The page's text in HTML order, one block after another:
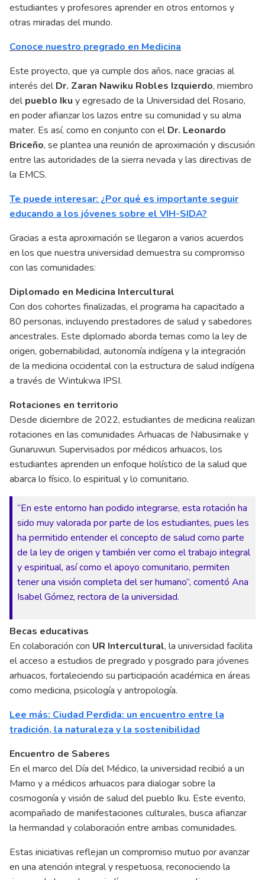
estudiantes y profesores aprender en otros entornos y
otras miradas del mundo.
Conoce nuestro pregrado en Medicina
Este proyecto, que ya cumple dos años, nace gracias al
interés delDr. Zaran Nawiku Robles Izquierdo, miembro
delpueblo Iku y egresado de la Universidad del Rosario,
en poder afianzar los lazos entre su comunidad y su alma
mater. Es así, como en conjunto con elDr. Leonardo
Briceño, se plantea una reunión de aproximación y discusión
entre las autoridades de la sierra nevada y las directivas de
la EMCS.
Te puede interesar: ¿Por qué es importante seguir
educando a los jóvenes sobre el VIH-SIDA?
Gracias a esta aproximación se llegaron a varios acuerdos
en los que nuestra universidad demuestra su compromiso
con las comunidades:
Diplomado en Medicina Intercultural
Con dos cohortes finalizadas, el programa ha capacitado a
80 personas, incluyendo prestadores de salud y sabedores
ancestrales. Este diplomado aborda temas como la ley de
origen, gobernabilidad, autonomía indígena y la integración
de la medicina occidental con la estructura de salud indígena
a través de Wintukwa IPSI.
Rotaciones en territorio
Desde diciembre de 2022, estudiantes de medicina realizan
rotaciones en las comunidades Arhuacas de Nabusimake y
Gunaruwun. Supervisados por médicos arhuacos, los
estudiantes aprenden un enfoque holístico de la salud que
abarca lo físico, lo espiritual y lo comunitario.
“En este entorno han podido integrarse, esta rotación ha
sido muy valorada por parte de los estudiantes, pues les
ha permitido entender el concepto de salud como parte
de la ley de origen y también ver como el trabajo integral
y espiritual, así como el apoyo comunitario, permiten
tener una visión completa del ser humano”, comentó Ana
Isabel Gómez, rectora de la universidad.
Becas educativas
En colaboración con UR Intercultural, la universidad facilita
el acceso a estudios de pregrado y posgrado para jóvenes
arhuacos, fortaleciendo su participación académica en áreas
como medicina, psicología y antropología.
Lee más: Ciudad Perdida: un encuentro entre la
tradición, la naturaleza y la sostenibilidad
Encuentro de Saberes
En el marco del Día del Médico, la universidad recibió a un
Mamo y a médicos arhuacos para dialogar sobre la
cosmogonía y visión de salud del pueblo Iku. Este evento,
acompañado de manifestaciones culturales, busca afianzar
la hermandad y colaboración entre ambas comunidades.
Estas iniciativas reflejan un compromiso mutuo por avanzar
en una atención integral y respetuosa, reconociendo la